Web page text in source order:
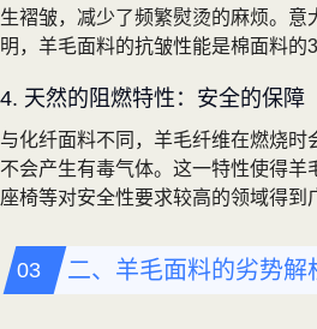
生褶皱，减少了频繁熨烫的麻烦。意
明，羊毛面料的抗皱性能是棉面料的
4. 天然的阻燃特性：安全的保障
与化纤面料不同，羊毛纤维在燃烧时
不会产生有毒气体。这一特性使得羊
座椅等对安全性要求较高的领域得到
二、羊毛面料的劣势